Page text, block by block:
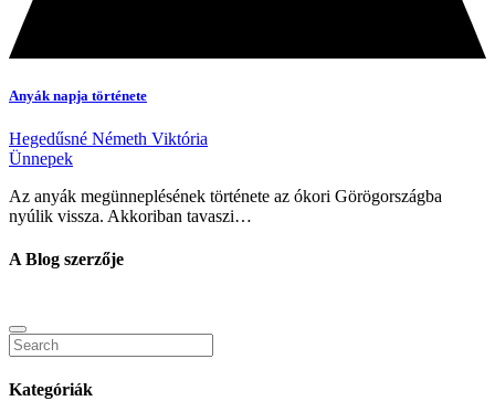
Anyák napja története
Hegedűsné Németh Viktória
Ünnepek
Az anyák megünneplésének története az ókori Görögországba
nyúlik vissza. Akkoriban tavaszi…
A Blog szerzője
Kategóriák